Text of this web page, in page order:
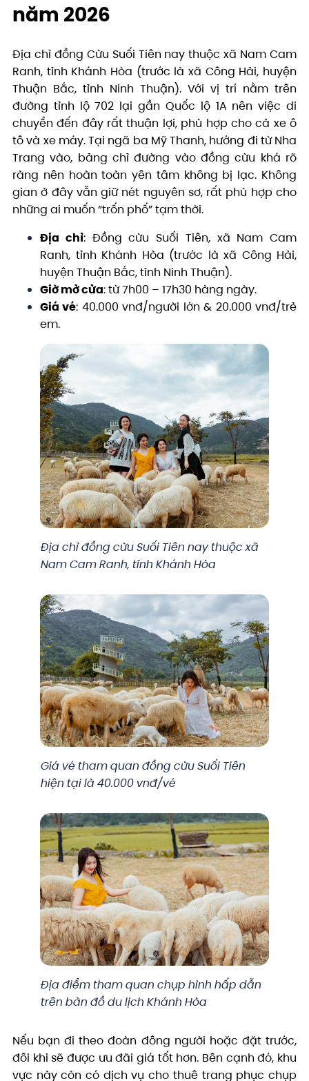
năm 2026
Địa chỉ đồng Cừu Suối Tiên nay thuộc xã Nam Cam
Ranh, tỉnh Khánh Hòa (trước là xã Công Hải, huyện
Thuận Bắc, tỉnh Ninh Thuận). Với vị trí nằm trên
đường tỉnh lộ 702 lại gần Quốc lộ 1A nên việc di
chuyển đến đây rất thuận lợi, phù hợp cho cả xe ô
tô và xe máy. Tại ngã ba Mỹ Thanh, hướng đi từ Nha
Trang vào, bảng chỉ đường vào đồng cừu khá rõ
ràng nên hoàn toàn yên tâm không bị lạc. Không
gian ở đây vẫn giữ nét nguyên sơ, rất phù hợp cho
những ai muốn “trốn phố” tạm thời.
Địa chỉ: Đồng cừu Suối Tiên, xã Nam Cam
Ranh, tỉnh Khánh Hòa (trước là xã Công Hải,
huyện Thuận Bắc, tỉnh Ninh Thuận).
Giờ mở cửa: từ 7h00 – 17h30 hàng ngày.
Giá vé: 40.000 vnđ/người lớn & 20.000 vnđ/trẻ
em.
Địa chỉ đồng cừu Suối Tiên nay thuộc xã
Nam Cam Ranh, tỉnh Khánh Hòa
Giá vé tham quan đồng cừu Suối Tiên
hiện tại là 40.000 vnđ/vé
Địa điểm tham quan chụp hình hấp dẫn
trên bản đồ du lịch Khánh Hòa
Nếu bạn đi theo đoàn đông người hoặc đặt trước,
đôi khi sẽ được ưu đãi giá tốt hơn. Bên cạnh đó, khu
vực này còn có dịch vụ cho thuê trang phục chụp